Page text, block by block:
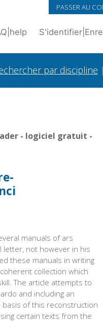
PASSER AU
help S'identifier
par discipline |
- logiciel gratuit -
manuals of ars
letter, not however in his
these manuals in writing
collection which
The article attempts to
and including an
basis of this reconstruction
certain texts from the